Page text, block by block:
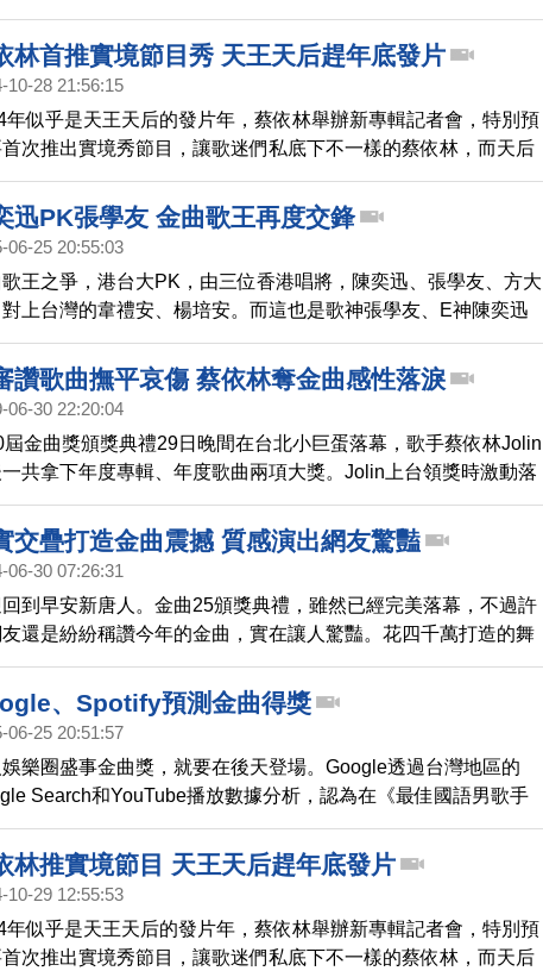
首曲目，快速變裝，搭配動態螢幕演出，掀起典禮高潮。
林首推實境節目秀 天王天后趕年底發片
10-28 21:56:15
年似乎是天王天后的發片年，蔡依林舉辦新專輯記者會，特別預
次推出實境秀節目，讓歌迷們私底下不一樣的蔡依林，而天后
，則在加緊錄音中，像是天王周杰倫、林俊傑準備要在年底發
迅PK張學友 金曲歌王再度交鋒
06-25 20:55:03
王之爭，港台大PK，由三位香港唱將，陳奕迅、張學友、方大
對上台灣的韋禮安、楊培安。而這也是歌神張學友、E神陳奕迅
年之後，再次在金曲交鋒，備受矚目。
讚歌曲撫平哀傷 蔡依林奪金曲感性落淚
06-30 22:20:04
屆金曲獎頒獎典禮29日晚間在台北小巨蛋落幕，歌手蔡依林Jolin
共拿下年度專輯、年度歌曲兩項大獎。Jolin上台領獎時激動落
示做這張專輯，是她歷年來花最多心思，表達自己的專輯。
交疊打造金曲震撼 質感演出網友驚豔
06-30 07:26:31
到早安新唐人。金曲25頒獎典禮，雖然已經完美落幕，不過許
還是紛紛稱讚今年的金曲，實在讓人驚豔。花四千萬打造的舞
，虛實交疊，尤其是十段表演，內容紮實富質感，從哈林的開
一直到蔡依林的壓軸演出，可以說，今年的金曲獎，完全沒有冷
、Spotify預測金曲得獎
06-25 20:51:57
樂圈盛事金曲獎，就要在後天登場。Google透過台灣地區的
Search和YouTube播放數據分析，認為在《最佳國語男歌手
面，人氣呼聲最高者是張學友和陳奕迅。在《最佳國語女歌手
面，歌手A-Lin，人氣是一舉超越A Mei張惠妹。而線上音樂串
業者Spotify也做預測，看好陳奕迅和張惠妹，封王、封后。
林推實境節目 天王天后趕年底發片
10-29 12:55:53
年似乎是天王天后的發片年，蔡依林舉辦新專輯記者會，特別預
次推出實境秀節目，讓歌迷們私底下不一樣的蔡依林，而天后